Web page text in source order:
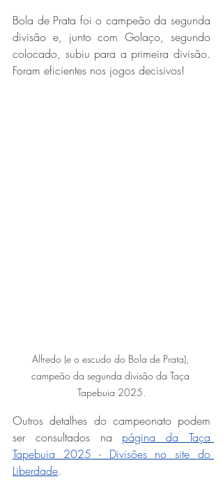
Bola de Prata foi o campeão da segunda
divisão e, junto com Golaço, segundo
colocado, subiu para a primeira divisão.
Foram eficientes nos jogos decisivos!
Alfredo (e o escudo do Bola de Prata),
campeão da segunda divisão da Taça
Tapebuia 2025.
Outros detalhes do campeonato podem
ser consultados na página da Taça
Tapebuia 2025 - Divisões no site do
Liberdade.